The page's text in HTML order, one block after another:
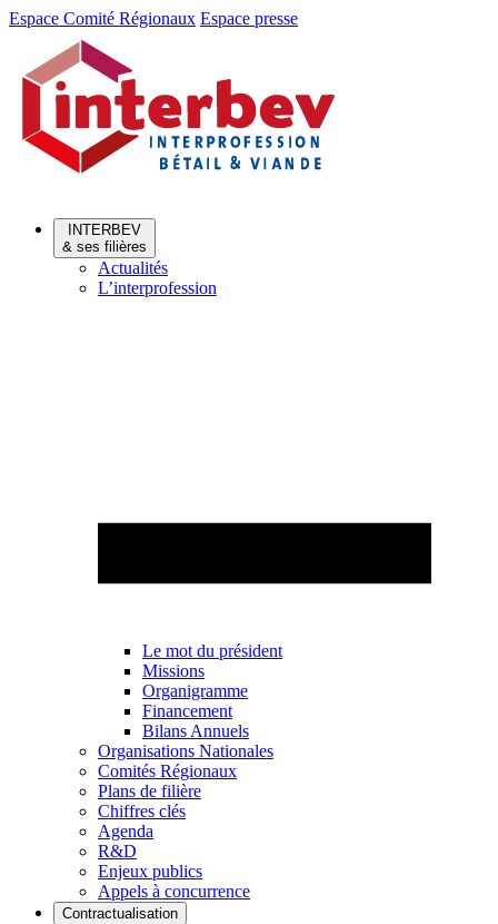
Aller
Aller
contenu
Espace Comité Régionaux Espace presse
INTERBEV
& ses filières
Actualités
L’interprofession
Le mot du président
Missions
Organigramme
Financement
Bilans Annuels
Organisations Nationales
Comités Régionaux
Plans de filière
Chiffres clés
Agenda
R&D
Enjeux publics
Appels à concurrence
Contractualisation